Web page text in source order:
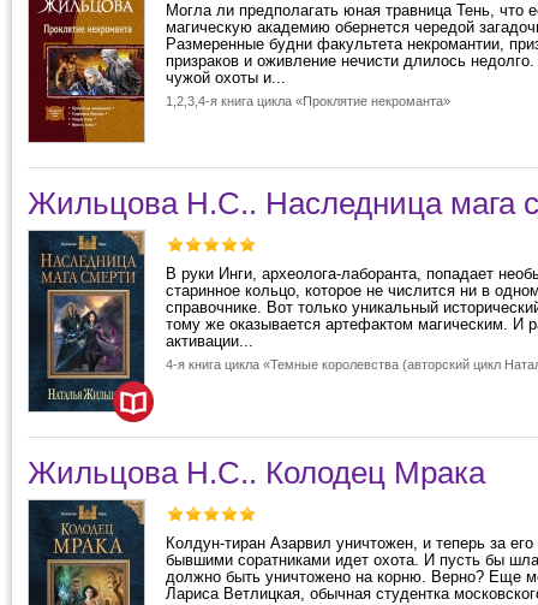
Могла ли предполагать юная травница Тень, что
магическую академию обернется чередой
Размеренные будни факультета некромантии,
призраков и оживление нечисти длилось
чужой охоты и...
1,2,3,4-я книга цикла «Проклятие некроманта»
Жильцова Н.С.. Наследница мага
В руки Инги, археолога-лаборанта, попадает
старинное кольцо, которое не числится ни в
справочнике. Вот только уникальный
тому же оказывается артефактом магическим. И
активации...
4-я книга цикла «Темные королевства (авторский цикл
Жильцова Н.С.. Колодец Мрака
Колдун-тиран Азарвил уничтожен, и теперь за
бывшими соратниками идет охота. И пусть бы
должно быть уничтожено на корню. Верно? Еще
Лариса Ветлицкая, обычная студентка